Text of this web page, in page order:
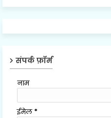
संपर्क फ़ॉर्म
नाम
ईमेल *